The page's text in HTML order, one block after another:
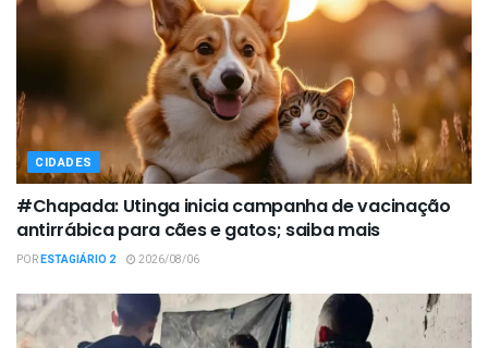
CIDADES
#Chapada: Utinga inicia campanha de vacinação
antirrábica para cães e gatos; saiba mais
PORESTAGIÁRIO 2 2026/08/06